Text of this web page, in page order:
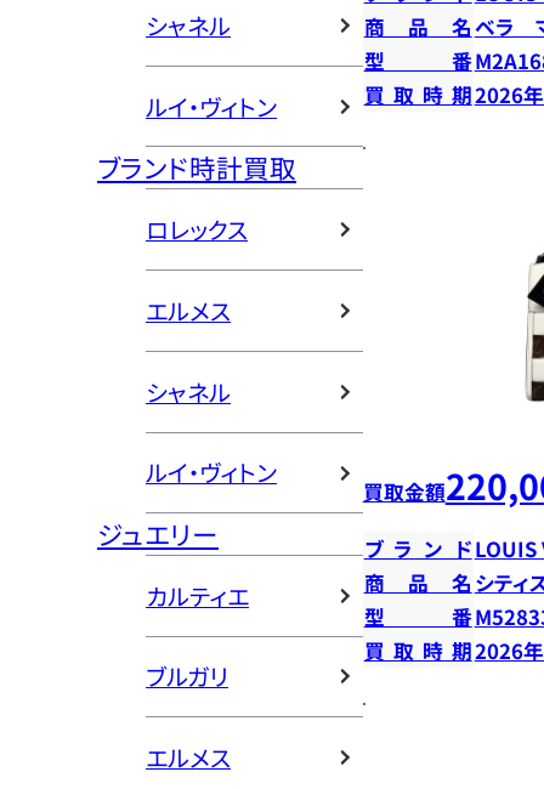
シャネル
ルイ・ヴィトン
ブランド時計買取
ロレックス
エルメス
シャネル
ルイ・ヴィトン
ジュエリー
カルティエ
ブルガリ
エルメス
商品名ベラ
型番
買取時期2026
買取金額
ブランドLOUIS
商品名 シティ
型番
買取時期2026